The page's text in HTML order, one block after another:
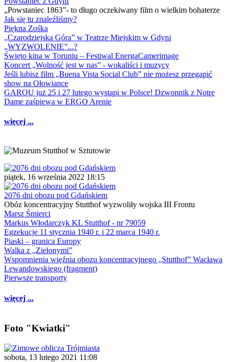
„Powstaniec 1863”- to długo oczekiwany film o wielkim bohaterze
Jak się tu znaleźliśmy?
Piękna Zośka
„Czarodziejska Góra” w Teatrze Miejskim w Gdyni
„WYZWOLENIE”...?
Święto kina w Toruniu – Festiwal EnergaCamerimage
Koncert „Wolność jest w nas” - wokaliści i muzycy
Jeśli lubisz film „Buena Vista Social Club” nie możesz przegapić
show na Ołowiance
GAROU już 25 i 27 lutego wystąpi w Polsce! Dzwonnik z Notre
Dame zaśpiewa w ERGO Arenie
więcej ...
piątek, 16 września 2022 18:15
2076 dni obozu pod Gdańskiem
Obóz koncentracyjny Stutthof wyzwoliły wojska III Frontu
Marsz Śmierci
Markus Włodarczyk KL Stutthof - nr 79059
Egzekucje 11 stycznia 1940 r. i 22 marca 1940 r.
Piaski – granica Europy
Walka z „Zielonymi”
Wspomnienia więźnia obozu koncentracyjnego „Stutthof” Wacława
Lewandowskiego (fragment)
Pierwsze transporty
więcej ...
Foto "Kwiatki"
sobota, 13 lutego 2021 11:08